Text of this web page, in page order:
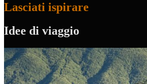
Lasciati ispirare
Idee di viaggio